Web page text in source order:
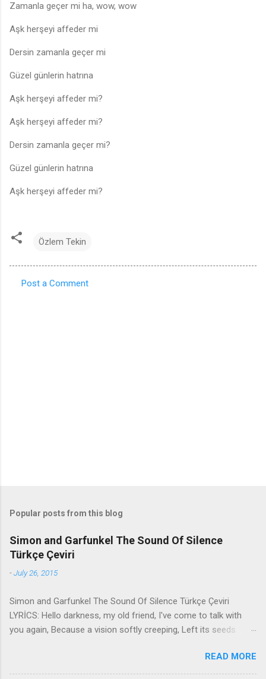
Zamanla geçer mi ha, wow, wow
Aşk herşeyi affeder mi
Dersin zamanla geçer mi
Güzel günlerin hatrına
Aşk herşeyi affeder mi?
Aşk herşeyi affeder mi?
Dersin zamanla geçer mi?
Güzel günlerin hatrına
Aşk herşeyi affeder mi?
Özlem Tekin
Post a Comment
Popular posts from this blog
Simon and Garfunkel The Sound Of Silence
Türkçe Çeviri
-July 26, 2015
Simon and Garfunkel The Sound Of Silence Türkçe Çeviri
LYRİCS: Hello darkness, my old friend, I've come to talk with
you again, Because a vision softly creeping, Left its seeds
brain Still remains Within the sound of silence. In restless
dreams i walked alone Narrow streets of cobblestone, 'neath
READ MORE